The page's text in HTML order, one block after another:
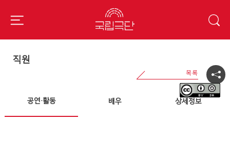
직원
공연·활동 배우 상세정보